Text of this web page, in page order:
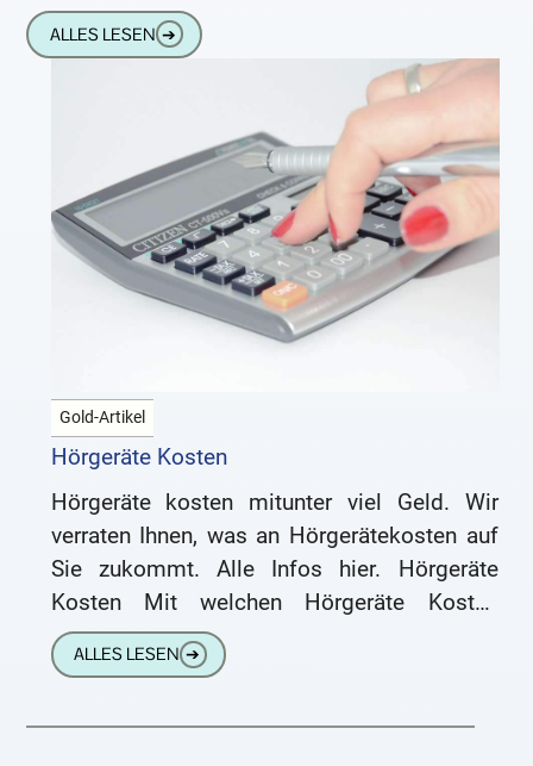
Euro pro Stück.
ALLES LESEN ➔
Gold-Artikel
Hörgeräte Kosten
Hörgeräte kosten mitunter viel Geld. Wir
verraten Ihnen, was an Hörgerätekosten auf
Sie zukommt. Alle Infos hier. Hörgeräte
Kosten Mit welchen Hörgeräte Kosten
müssen Sie rechnen? Hörgerät kosten
„Hörgeräte kosten
ALLES LESEN ➔